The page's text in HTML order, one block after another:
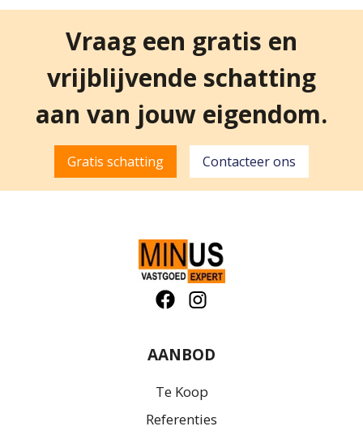
Vraag een gratis en
vrijblijvende schatting
aan van jouw eigendom.
Gratis schatting Contacteer ons
AANBOD
Te Koop
Referenties